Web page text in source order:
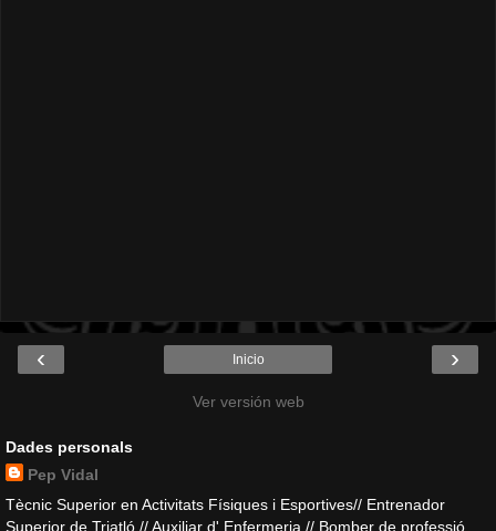
‹ ›
Inicio
Ver versión web
Dades personals
Pep Vidal
Tècnic Superior en Activitats Físiques i Esportives// Entrenador
Superior de Triatló // Auxiliar d' Enfermeria // Bomber de professió